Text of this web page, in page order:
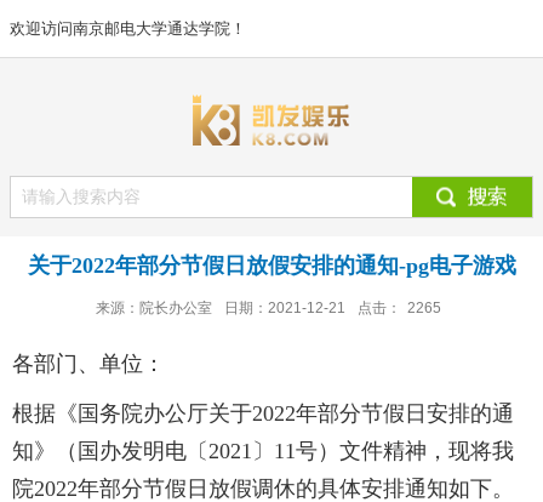
欢迎访问南京邮电大学通达学院！
关于2022年部分节假日放假安排的通知-pg电子游戏
来源：院长办公室 日期：2021-12-21 点击： 2265
各部门、单位：
根据《国务院办公厅关于2022年部分节假日安排的通
知》（国办发明电〔2021〕11号）文件精神，现将我
院2022年部分节假日放假调休的具体安排通知如下。